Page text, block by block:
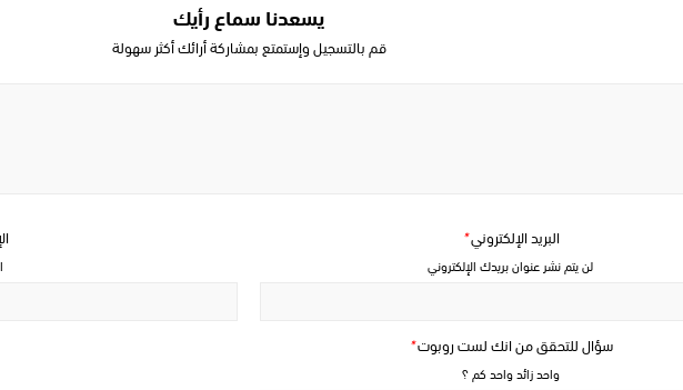
يسعدنا سماع رأيك
قم بالتسجيل وإستمتع بمشاركة أرائك أكثر سهولة
سؤال للتحقق من انك لست روبوت*
واحد زائد واحد كم ؟
البريد الإلكتروني*
لن يتم نشر عنوان بريدك الإلكتروني